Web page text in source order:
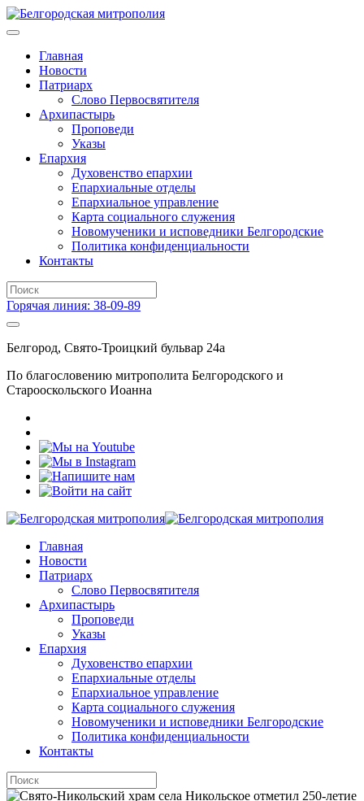
Главная
Новости
Патриарх
Слово Первосвятителя
Архипастырь
Проповеди
Указы
Епархия
Духовенство епархии
Епархиальные отделы
Епархиальное управление
Карта социального служения
Новомученики и исповедники Белгородские
Политика конфиденциальности
Контакты
Горячая линия: 38-09-89
Белгород, Свято-Троицкий бульвар 24а
По благословению митрополита Белгородского и
Старооскольского Иоанна
Главная
Новости
Патриарх
Слово Первосвятителя
Архипастырь
Проповеди
Указы
Епархия
Духовенство епархии
Епархиальные отделы
Епархиальное управление
Карта социального служения
Новомученики и исповедники Белгородские
Политика конфиденциальности
Контакты